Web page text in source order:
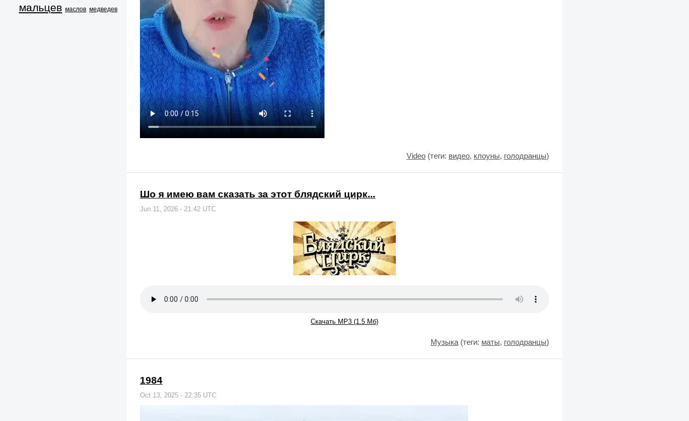
мальцев маслов медведев
Video (теги: видео, клоуны, голодранцы)
Шо я имею вам сказать за этот блядский цирк...
Jun 11, 2026 - 21:42 UTC
Скачать MP3 (1.5 Мб)
Музыка(теги: маты, голодранцы)
1984
Oct 13, 2025 - 22:35 UTC